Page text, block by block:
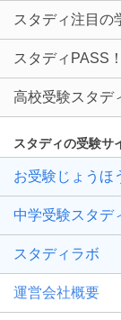
スタディ注目の
スタディPASS！
高校受験スタデ
スタディの受験サ
お受験じょうほ
中学受験スタデ
スタディラボ
運営会社概要